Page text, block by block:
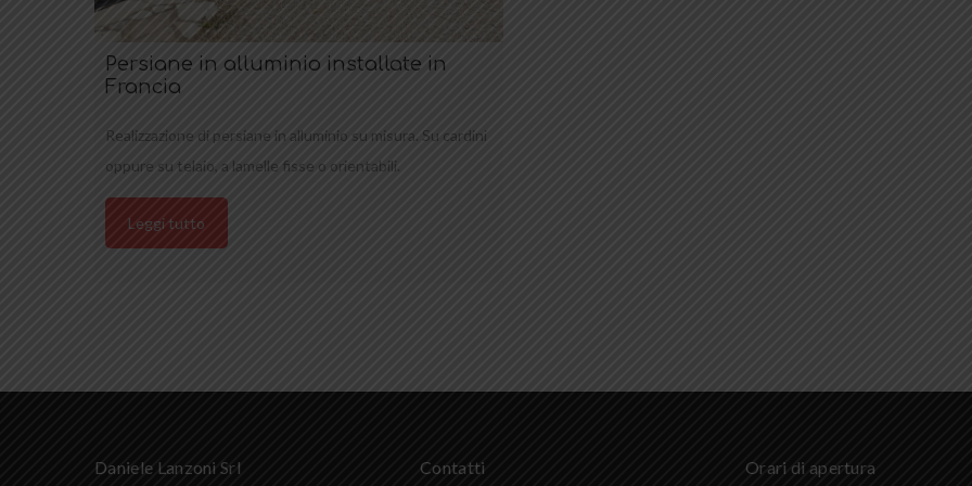
Persiane in alluminio installate in
Francia
Realizzazione di persiane in alluminio su misura. Su cardini
oppure su telaio, a lamelle fisse o orientabili.
Leggi tutto
Daniele Lanzoni Srl Contatti Orari di apertura